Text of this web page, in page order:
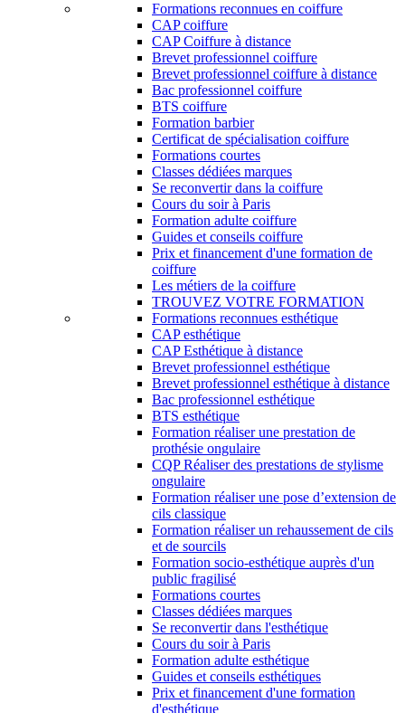
Formations reconnues en coiffure
CAP coiffure
CAP Coiffure à distance
Brevet professionnel coiffure
Brevet professionnel coiffure à distance
Bac professionnel coiffure
BTS coiffure
Formation barbier
Certificat de spécialisation coiffure
Formations courtes
Classes dédiées marques
Se reconvertir dans la coiffure
Cours du soir à Paris
Formation adulte coiffure
Guides et conseils coiffure
Prix et financement d'une formation de
coiffure
Les métiers de la coiffure
TROUVEZ VOTRE FORMATION
Formations reconnues esthétique
CAP esthétique
CAP Esthétique à distance
Brevet professionnel esthétique
Brevet professionnel esthétique à distance
Bac professionnel esthétique
BTS esthétique
Formation réaliser une prestation de
prothésie ongulaire
CQP Réaliser des prestations de stylisme
ongulaire
Formation réaliser une pose d’extension de
cils classique
Formation réaliser un rehaussement de cils
et de sourcils
Formation socio-esthétique auprès d'un
public fragilisé
Formations courtes
Classes dédiées marques
Se reconvertir dans l'esthétique
Cours du soir à Paris
Formation adulte esthétique
Guides et conseils esthétiques
Prix et financement d'une formation
d'esthétique